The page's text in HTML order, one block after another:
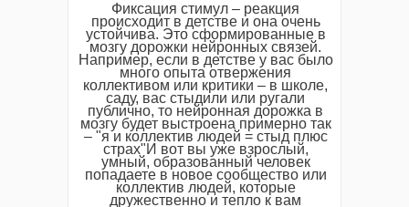
Фиксация стимул – реакция
происходит в детстве и она очень
устойчива. Это сформированные в
мозгу дорожки нейронных связей.
Например, если в детстве у вас было
много опыта отвержения
коллективом или критики – в школе,
саду, вас стыдили или ругали
публично, то нейронная дорожка в
мозгу будет выстроена примерно так
– "я и коллектив людей = стыд плюс
страх"И вот вы уже взрослый,
умный, образованный человек
попадаете в новое сообщество или
коллектив людей, которые
дружественно и тепло к вам